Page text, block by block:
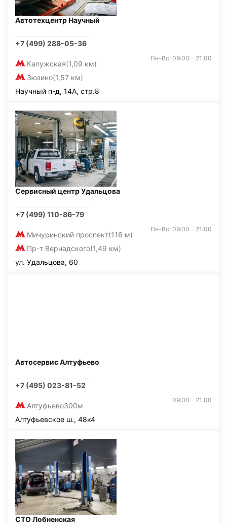
Автотехцентр Научный
+7 (499) 288-05-36
Калужская(1,09 км)
Зюзино(1,57 км)
Пн-Вс: 09:00 - 21:00
Научный п-д, 14А, стр.8
Сервисный центр Удальцова
+7 (499) 110-86-79
Мичуринский проспект(116 м)
Пр-т Вернадского(1,49 км)
Пн-Вс: 09:00 - 21:00
ул. Удальцова, 60
Автосервис Алтуфьево
+7 (495) 023-81-52
Алтуфьево300м
09:00 - 21:00
Алтуфьевское ш., 48к4
СТО Лобненская